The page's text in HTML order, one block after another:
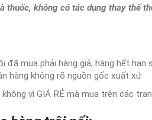
thuốc, không có tác dụng thay thế
đã mua phải hàng giả, hàng hết
hàng không rõ nguồn gốc xuất xứ
vì GIÁ RẺ mà mua trên các